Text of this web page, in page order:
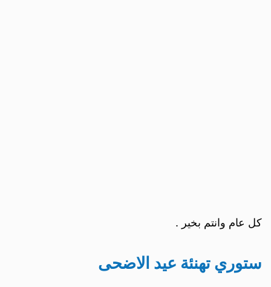
كل عام وانتم بخير .
ستوري تهنئة عيد الاضحى